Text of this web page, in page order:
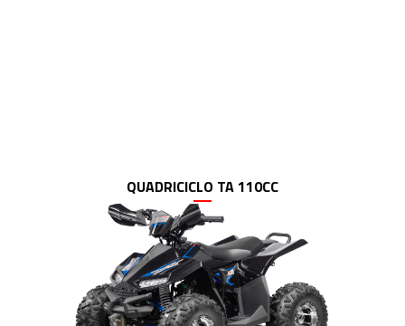
QUADRICICLO TA 110CC